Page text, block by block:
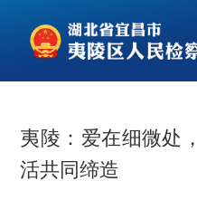
夷陵：爱在细微处
活共同缔造